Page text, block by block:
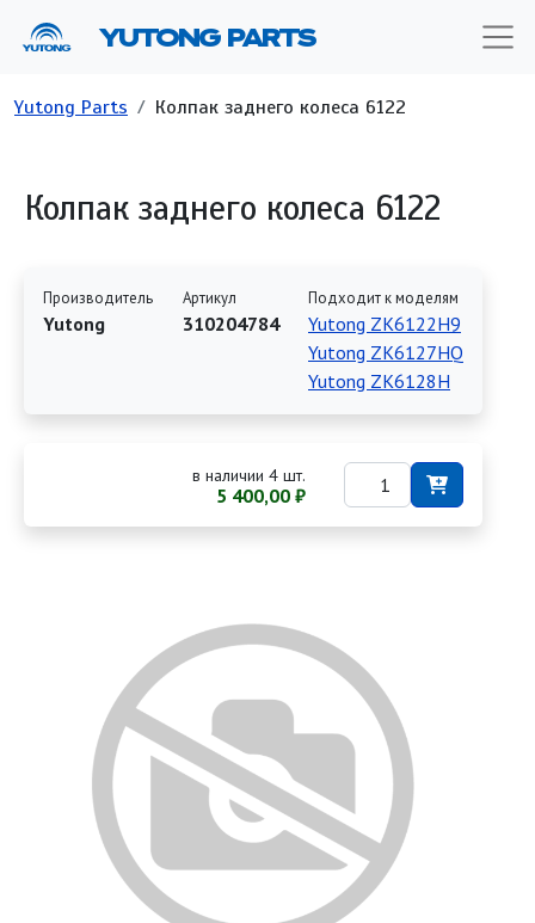
YUTONG PARTS
Строка навигации
Yutong Parts Колпак заднего колеса 6122
Колпак заднего колеса 6122
Производитель
Yutong
Артикул
310204784
Подходит к моделям
Yutong ZK6122H9
Yutong ZK6127HQ
Yutong ZK6128H
в наличии 4 шт.
5 400,00 ₽